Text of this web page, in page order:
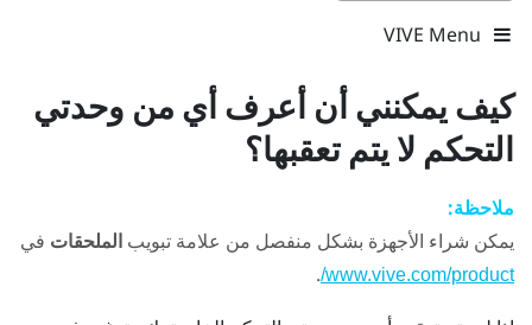
VIVE Menu
كيف يمكنني أن أعرف أي من وحدتي
التحكم لا يتم تعقبها؟
ملاحظة:
يمكن شراء الأجهزة بشكل منفصل من علامة تبويب الملحقات في
www.vive.com/product/
.